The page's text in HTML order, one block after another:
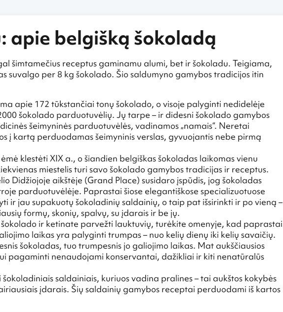
apie belgišką šokoladą
šimtamečius receptus gaminamu alumi, bet ir šokoladu. Teigiama,
suvalgo per 8 kg šokolado. Šio saldumyno gamybos tradicijos itin
apie 172 tūkstančiai tonų šokolado, o visoje palyginti nedidelėje
šokolado parduotuvėlių. Jų tarpe – ir didesni šokolado gamybos
šeimyninės parduotuvėlės, vadinamos „namais“. Neretai
į kartą perduodamas šeimyninis verslas, gyvuojantis nebe pirmą
klestėti XIX a., o šiandien belgiškas šokoladas laikomas vienu
miestelis turi savo šokolado gamybos tradicijas ir receptus.
Didžiojoje aikštėje (Grand Place) susidaro įspūdis, jog šokoladas
parduotuvėlėje. Paprastai šiose elegantiškose specializuotuose
ir jau supakuotų šokoladinių saldainių, o taip pat išsirinkti ir po vieną –
formų, skonių, spalvų, su įdarais ir be jų.
ir ketinate parvežti lauktuvių, turėkite omenyje, kad paprastai
laikas yra palyginti trumpas – nuo kelių dienų iki kelių savaičių.
šokoladas, tuo trumpesnis jo galiojimo laikas. Mat aukščiausios
pagaminti nenaudojami konservantai, dažikliai ir kiti nenatūralūs
saldainiais, kuriuos vadina pralines – tai aukštos kokybės
įdarais. Šių saldainių gamybos receptai perduodami iš kartos